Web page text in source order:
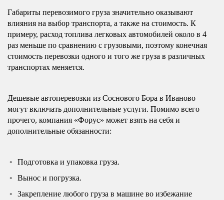
Габариты перевозимого груза значительно оказывают
влияния на выбор транспорта, а также на стоимость. К
примеру, расход топлива легковых автомобилей около в 4
раз меньше по сравнению с грузовыми, поэтому конечная
стоимость перевозки одного и того же груза в различных
транспортах меняется.
Дешевые автоперевозки из Соснового Бора в Иваново
могут включать дополнительные услуги. Помимо всего
прочего, компания «Форус» может взять на себя и
дополнительные обязанности:
Подготовка и упаковка груза.
Вынос и погрузка.
Закрепление любого груза в машине во избежание